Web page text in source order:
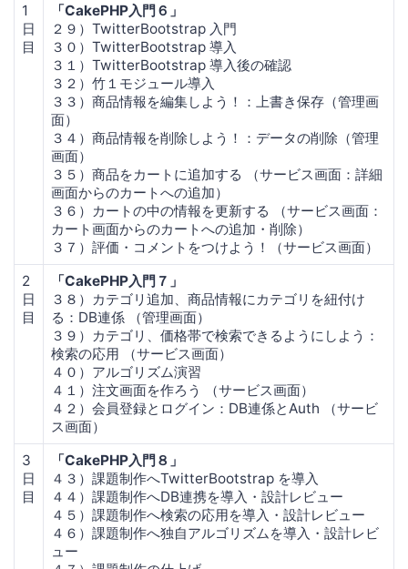
1
日
目
「CakePHP入門６」
２９）TwitterBootstrap 入門
３０）TwitterBootstrap 導入
３１）TwitterBootstrap 導入後の確認
３２）竹１モジュール導入
３３）商品情報を編集しよう！：上書き保存（管理画
面）
３４）商品情報を削除しよう！：データの削除（管理
画面）
３５）商品をカートに追加する （サービス画面：詳細
画面からのカートへの追加）
３６）カートの中の情報を更新する （サービス画面：
カート画面からのカートへの追加・削除）
３７）評価・コメントをつけよう！（サービス画面）
2
日
目
「CakePHP入門７」
３８）カテゴリ追加、商品情報にカテゴリを紐付け
る：DB連係 （管理画面）
３９）カテゴリ、価格帯で検索できるようにしよう：
検索の応用 （サービス画面）
４０）アルゴリズム演習
４１）注文画面を作ろう （サービス画面）
４２）会員登録とログイン：DB連係とAuth （サービ
ス画面）
3
日
目
「CakePHP入門８」
４３）課題制作へTwitterBootstrap を導入
４４）課題制作へDB連携を導入・設計レビュー
４５）課題制作へ検索の応用を導入・設計レビュー
４６）課題制作へ独自アルゴリズムを導入・設計レビ
ュー